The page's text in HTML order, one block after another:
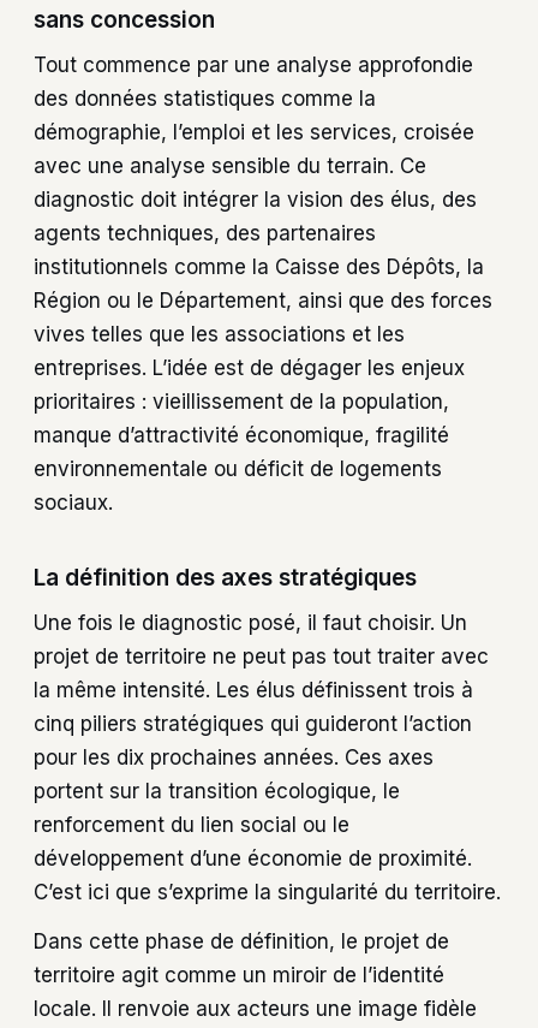
sans concession
Tout commence par une analyse approfondie
des données statistiques comme la
démographie, l’emploi et les services, croisée
avec une analyse sensible du terrain. Ce
diagnostic doit intégrer la vision des élus, des
agents techniques, des partenaires
institutionnels comme la Caisse des Dépôts, la
Région ou le Département, ainsi que des forces
vives telles que les associations et les
entreprises. L’idée est de dégager les enjeux
prioritaires : vieillissement de la population,
manque d’attractivité économique, fragilité
environnementale ou déficit de logements
sociaux.
La définition des axes stratégiques
Une fois le diagnostic posé, il faut choisir. Un
projet de territoire ne peut pas tout traiter avec
la même intensité. Les élus définissent trois à
cinq piliers stratégiques qui guideront l’action
pour les dix prochaines années. Ces axes
portent sur la transition écologique, le
renforcement du lien social ou le
développement d’une économie de proximité.
C’est ici que s’exprime la singularité du territoire.
Dans cette phase de définition, le projet de
territoire agit comme un miroir de l’identité
locale. Il renvoie aux acteurs une image fidèle